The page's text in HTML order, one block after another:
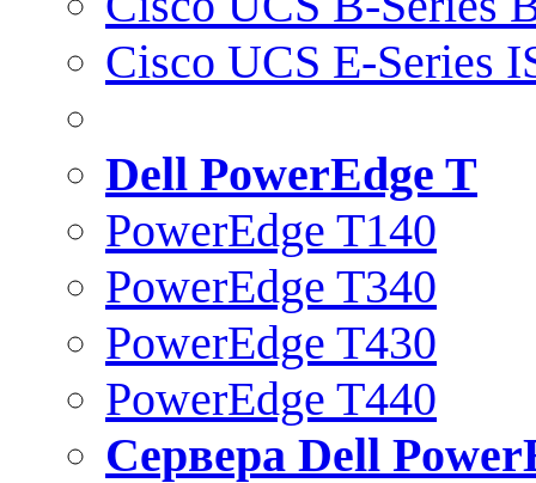
Cisco UCS E-Series
Dell PowerEdge T
PowerEdge T140
PowerEdge T340
PowerEdge T430
PowerEdge T440
Сервера Dell